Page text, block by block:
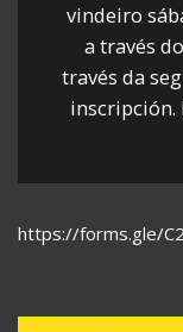
vindeiro
a través
través da
inscripción.
https://forms.gle/